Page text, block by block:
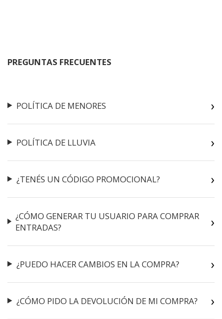
PREGUNTAS FRECUENTES
POLÍTICA DE MENORES
POLÍTICA DE LLUVIA
¿TENÉS UN CÓDIGO PROMOCIONAL?
¿CÓMO GENERAR TU USUARIO PARA COMPRAR
ENTRADAS?
¿PUEDO HACER CAMBIOS EN LA COMPRA?
¿CÓMO PIDO LA DEVOLUCIÓN DE MI COMPRA?